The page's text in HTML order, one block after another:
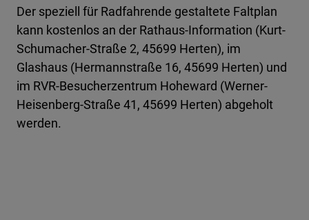
Der speziell für Radfahrende gestaltete Faltplan
kann kostenlos an der Rathaus-Information (Kurt-
Schumacher-Straße 2, 45699 Herten), im
Glashaus (Hermannstraße 16, 45699 Herten) und
im RVR-Besucherzentrum Hoheward (Werner-
Heisenberg-Straße 41, 45699 Herten) abgeholt
werden.